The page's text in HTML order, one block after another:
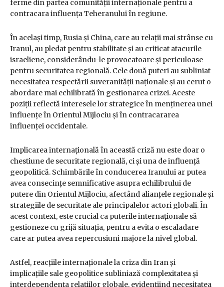
ferme din partea comunității internaționale pentru a
contracara influența Teheranului în regiune.
În același timp, Rusia și China, care au relații mai strânse cu
Iranul, au pledat pentru stabilitate și au criticat atacurile
israeliene, considerându-le provocatoare și periculoase
pentru securitatea regională. Cele două puteri au subliniat
necesitatea respectării suveranității naționale și au cerut o
abordare mai echilibrată în gestionarea crizei. Aceste
poziții reflectă interesele lor strategice în menținerea unei
influențe în Orientul Mijlociu și în contracararea
influenței occidentale.
Implicarea internațională în această criză nu este doar o
chestiune de securitate regională, ci și una de influență
geopolitică. Schimbările în conducerea Iranului ar putea
avea consecințe semnificative asupra echilibrului de
putere din Orientul Mijlociu, afectând alianțele regionale și
strategiile de securitate ale principalelor actori globali. În
acest context, este crucial ca puterile internaționale să
gestioneze cu grijă situația, pentru a evita o escaladare
care ar putea avea repercusiuni majore la nivel global.
Astfel, reacțiile internaționale la criza din Iran și
implicațiile sale geopolitice subliniază complexitatea și
interdependența relațiilor globale, evidențiind necesitatea